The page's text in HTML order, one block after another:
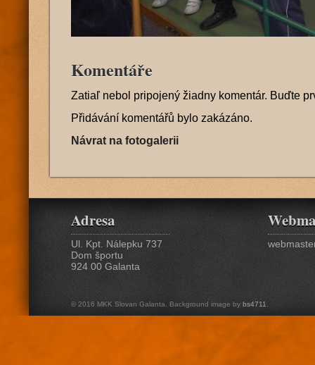
Komentáře
Zatiaľ nebol pripojený žiadny komentár. Buďte
Přidávání komentářů bylo zakázáno.
Návrat na fotogalerii
Adresa
Ul. Kpt. Nálepku 737
Dom športu
924 00 Galanta
© 2016 MKK Slovan Galanta. Background image by bs4711